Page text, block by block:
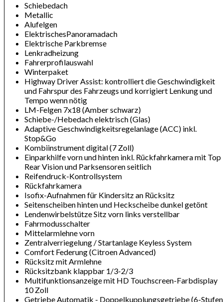
Schiebedach
Metallic
Alufelgen
ElektrischesPanoramadach
Elektrische Parkbremse
Lenkradheizung
Fahrerprofilauswahl
Winterpaket
Highway Driver Assist: kontrolliert die Geschwindigkeit
und Fahrspur des Fahrzeugs und korrigiert Lenkung und
Tempo wenn nötig
LM-Felgen 7x18 (Amber schwarz)
Schiebe-/Hebedach elektrisch (Glas)
Adaptive Geschwindigkeitsregelanlage (ACC) inkl.
Stop&Go
Kombiinstrument digital (7 Zoll)
Einparkhilfe vorn und hinten inkl. Rückfahrkamera mit Top
Rear Vision und Parksensoren seitlich
Reifendruck-Kontrollsystem
Rückfahrkamera
Isofix-Aufnahmen für Kindersitz an Rücksitz
Seitenscheiben hinten und Heckscheibe dunkel getönt
Lendenwirbelstütze Sitz vorn links verstellbar
Fahrmodusschalter
Mittelarmlehne vorn
Zentralverriegelung / Startanlage Keyless System
Comfort Federung (Citroen Advanced)
Rücksitz mit Armlehne
Rücksitzbank klappbar 1/3-2/3
Multifunktionsanzeige mit HD Touchscreen-Farbdisplay
10 Zoll
Getriebe Automatik - Doppelkupplungsgetriebe (6-Stufen